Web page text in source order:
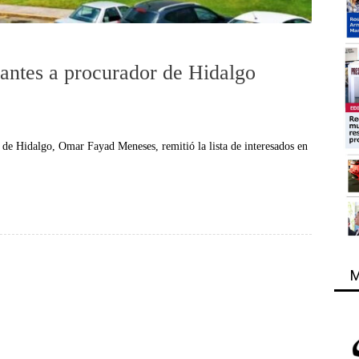
a procurador de Hidalgo
Hidalgo, Omar Fayad Meneses, remitió la lista de interesados en